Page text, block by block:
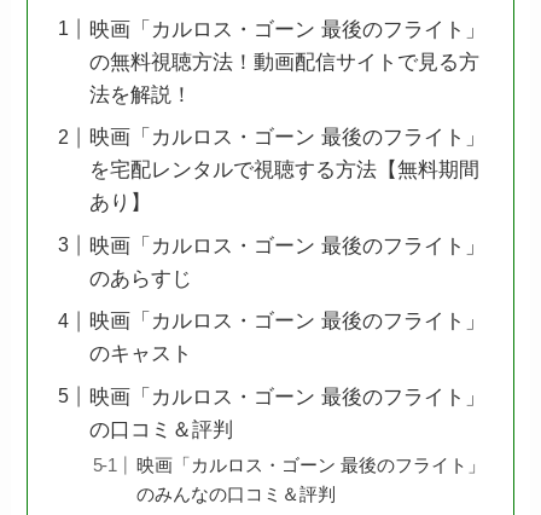
映画「カルロス・ゴーン 最後のフライト」
の無料視聴方法！動画配信サイトで見る方
法を解説！
映画「カルロス・ゴーン 最後のフライト」
を宅配レンタルで視聴する方法【無料期間
あり】
映画「カルロス・ゴーン 最後のフライト」
のあらすじ
映画「カルロス・ゴーン 最後のフライト」
のキャスト
映画「カルロス・ゴーン 最後のフライト」
の口コミ＆評判
映画「カルロス・ゴーン 最後のフライト」
のみんなの口コミ＆評判